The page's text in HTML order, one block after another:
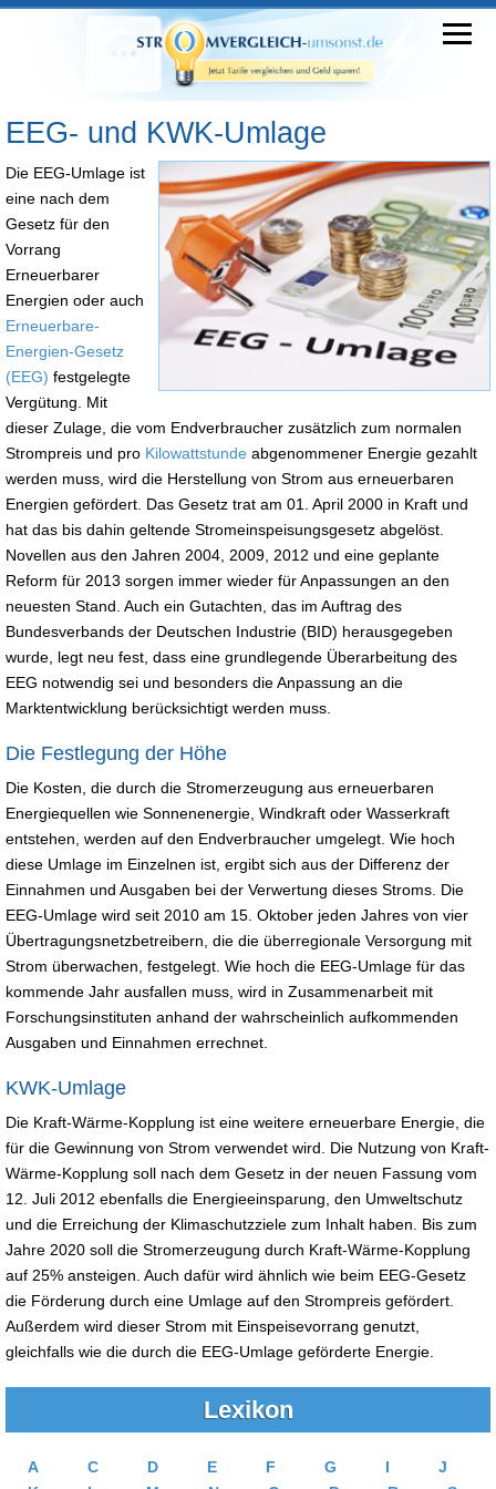
EEG- und KWK-Umlage
Die EEG-Umlage ist
eine nach dem
Gesetz für den
Vorrang
Erneuerbarer
Energien oder auch
Erneuerbare-
Energien-Gesetz
(EEG) festgelegte
Vergütung. Mit
dieser Zulage, die vom Endverbraucher zusätzlich zum normalen
Strompreis und pro Kilowattstunde abgenommener Energie gezahlt
werden muss, wird die Herstellung von Strom aus erneuerbaren
Energien gefördert. Das Gesetz trat am 01. April 2000 in Kraft und
hat das bis dahin geltende Stromeinspeisungsgesetz abgelöst.
Novellen aus den Jahren 2004, 2009, 2012 und eine geplante
Reform für 2013 sorgen immer wieder für Anpassungen an den
neuesten Stand. Auch ein Gutachten, das im Auftrag des
Bundesverbands der Deutschen Industrie (BID) herausgegeben
wurde, legt neu fest, dass eine grundlegende Überarbeitung des
EEG notwendig sei und besonders die Anpassung an die
Marktentwicklung berücksichtigt werden muss.
Die Festlegung der Höhe
Die Kosten, die durch die Stromerzeugung aus erneuerbaren
Energiequellen wie Sonnenenergie, Windkraft oder Wasserkraft
entstehen, werden auf den Endverbraucher umgelegt. Wie hoch
diese Umlage im Einzelnen ist, ergibt sich aus der Differenz der
Einnahmen und Ausgaben bei der Verwertung dieses Stroms. Die
EEG-Umlage wird seit 2010 am 15. Oktober jeden Jahres von vier
Übertragungsnetzbetreibern, die die überregionale Versorgung mit
Strom überwachen, festgelegt. Wie hoch die EEG-Umlage für das
kommende Jahr ausfallen muss, wird in Zusammenarbeit mit
Forschungsinstituten anhand der wahrscheinlich aufkommenden
Ausgaben und Einnahmen errechnet.
KWK-Umlage
Die Kraft-Wärme-Kopplung ist eine weitere erneuerbare Energie, die
für die Gewinnung von Strom verwendet wird. Die Nutzung von Kraft-
Wärme-Kopplung soll nach dem Gesetz in der neuen Fassung vom
12. Juli 2012 ebenfalls die Energieeinsparung, den Umweltschutz
und die Erreichung der Klimaschutzziele zum Inhalt haben. Bis zum
Jahre 2020 soll die Stromerzeugung durch Kraft-Wärme-Kopplung
auf 25% ansteigen. Auch dafür wird ähnlich wie beim EEG-Gesetz
die Förderung durch eine Umlage auf den Strompreis gefördert.
Außerdem wird dieser Strom mit Einspeisevorrang genutzt,
gleichfalls wie die durch die EEG-Umlage geförderte Energie.
Lexikon
A C D E F G I
J